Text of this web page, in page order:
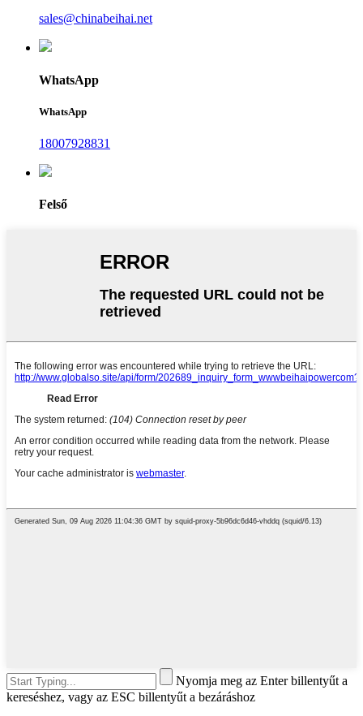
sales@chinabeihai.net
WhatsApp
WhatsApp
18007928831
Felső
Nyomja meg az Enter billentyűt a
kereséshez, vagy az ESC billentyűt a bezáráshoz